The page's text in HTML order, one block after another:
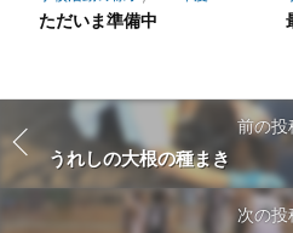
ただいま準備中
前の投
うれしの大根の種まき
次の投